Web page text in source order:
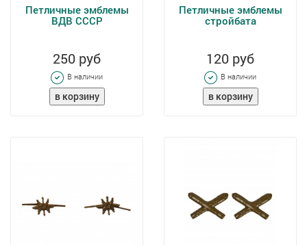
Петличные эмблемы
ВДВ СССР
250 руб
В наличии
Петличные эмблемы
стройбата
120 руб
В наличии